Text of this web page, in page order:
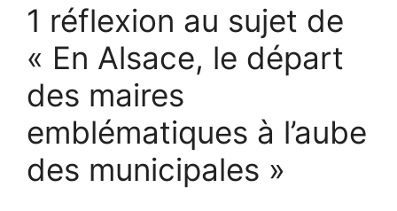
1 réflexion au sujet de
« En Alsace, le départ
des maires
emblématiques à l’aube
des municipales »